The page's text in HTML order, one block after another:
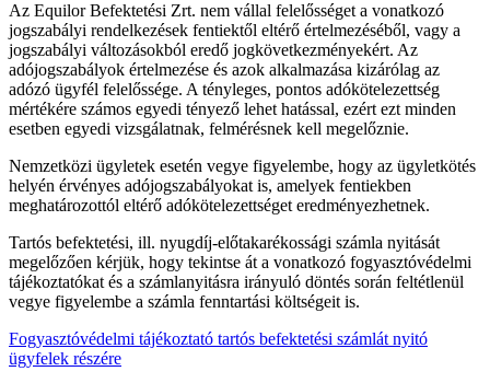
Az Equilor Befektetési Zrt. nem vállal felelősséget a vonatkozó
jogszabályi rendelkezések fentiektől eltérő értelmezéséből, vagy a
jogszabályi változásokból eredő jogkövetkezményekért. Az
adójogszabályok értelmezése és azok alkalmazása kizárólag az
adózó ügyfél felelőssége. A tényleges, pontos adókötelezettség
mértékére számos egyedi tényező lehet hatással, ezért ezt minden
esetben egyedi vizsgálatnak, felmérésnek kell megelőznie.
Nemzetközi ügyletek esetén vegye figyelembe, hogy az ügyletkötés
helyén érvényes adójogszabályokat is, amelyek fentiekben
meghatározottól eltérő adókötelezettséget eredményezhetnek.
Tartós befektetési, ill. nyugdíj-előtakarékossági számla nyitását
megelőzően kérjük, hogy tekintse át a vonatkozó fogyasztóvédelmi
tájékoztatókat és a számlanyitásra irányuló döntés során feltétlenül
vegye figyelembe a számla fenntartási költségeit is.
Fogyasztóvédelmi tájékoztató tartós befektetési számlát nyitó
ügyfelek részére